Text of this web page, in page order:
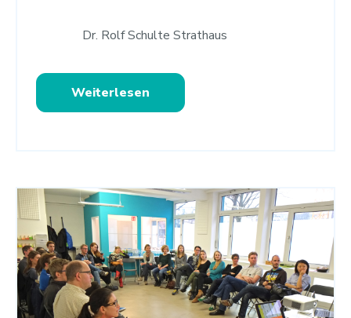
Dr. Rolf Schulte Strathaus
Weiterlesen